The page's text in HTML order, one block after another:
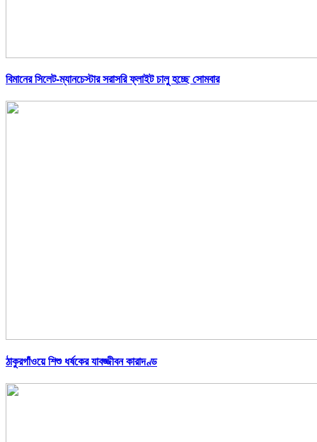
বিমানের সিলেট-ম্যানচেস্টার সরাসরি ফ্লাইট চালু হচ্ছে সোমবার
ঠাকুরগাঁওয়ে শিশু ধর্ষকের যাবজ্জীবন কারাদণ্ড